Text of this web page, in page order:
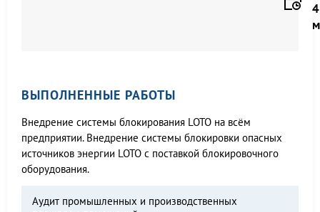
ВЫПОЛНЕННЫЕ РАБОТЫ
Внедрение системы блокирования LOTO на всём
предприятии. Внедрение системы блокировки опасных
источников энергии LOTO с поставкой блокировочного
оборудования.
Аудит промышленных и производственных